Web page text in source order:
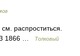
распроститься.
1866 …
Толковый